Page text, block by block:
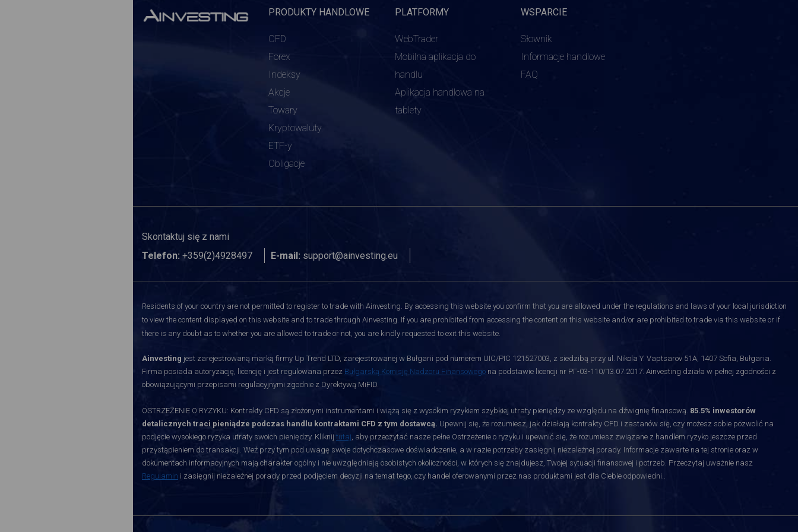
PRODUKTY HANDLOWE
CFD
Forex
Indeksy
Akcje
Towary
Kryptowaluty
ETF-y
Obligacje
PLATFORMY
WebTrader
Mobilna aplikacja do
handlu
Aplikacja handlowa na
tablety
WSPARCIE
Słownik
Informacje handlowe
FAQ
Skontaktuj się z nami
Telefon: +359(2)4928497 E-mail: support@ainvesting.eu
Residents of your country are not permitted to register to trade with Ainvesting. By accessing this website you confirm that you are allowed under the regulations and laws of your local jurisdiction
to view the content displayed on this website and to trade through Ainvesting. If you are prohibited from accessing the content on this website and/or are prohibited to trade via this website or if
there is any doubt as to whether you are allowed to trade or not, you are kindly requested to exit this website.
Ainvesting jest zarejestrowaną marką firmy Up Trend LTD, zarejestrowanej w Bułgarii pod numerem UIC/PIC 121527003, z siedzibą przy ul. Nikola Y. Vaptsarov 51A, 1407 Sofia, Bułgaria.
Firma posiada autoryzację, licencję i jest regulowana przez Bułgarską Komisję Nadzoru Finansowego na podstawie licencji nr РГ-03-110/13.07.2017. Ainvesting działa w pełnej zgodności z
obowiązującymi przepisami regulacyjnymi zgodnie z Dyrektywą MiFID.
OSTRZEŻENIE O RYZYKU: Kontrakty CFD są złożonymi instrumentami i wiążą się z wysokim ryzykiem szybkiej utraty pieniędzy ze względu na dźwignię finansową. 85.5% inwestorów
detalicznych traci pieniądze podczas handlu kontraktami CFD z tym dostawcą. Upewnij się, że rozumiesz, jak działają kontrakty CFD i zastanów się, czy możesz sobie pozwolić na
podjęcie wysokiego ryzyka utraty swoich pieniędzy. Kliknij tutaj, aby przeczytać nasze pełne Ostrzeżenie o ryzyku i upewnić się, że rozumiesz związane z handlem ryzyko jeszcze przed
przystąpieniem do transakcji. Weź przy tym pod uwagę swoje dotychczasowe doświadczenie, a w razie potrzeby zasięgnij niezależnej porady. Informacje zawarte na tej stronie oraz w
dokumentach informacyjnych mają charakter ogólny i nie uwzględniają osobistych okoliczności, w których się znajdujesz, Twojej sytuacji finansowej i potrzeb. Przeczytaj uważnie nasz
Regulamin i zasięgnij niezależnej porady przed podjęciem decyzji na temat tego, czy handel oferowanymi przez nas produktami jest dla Ciebie odpowiedni..